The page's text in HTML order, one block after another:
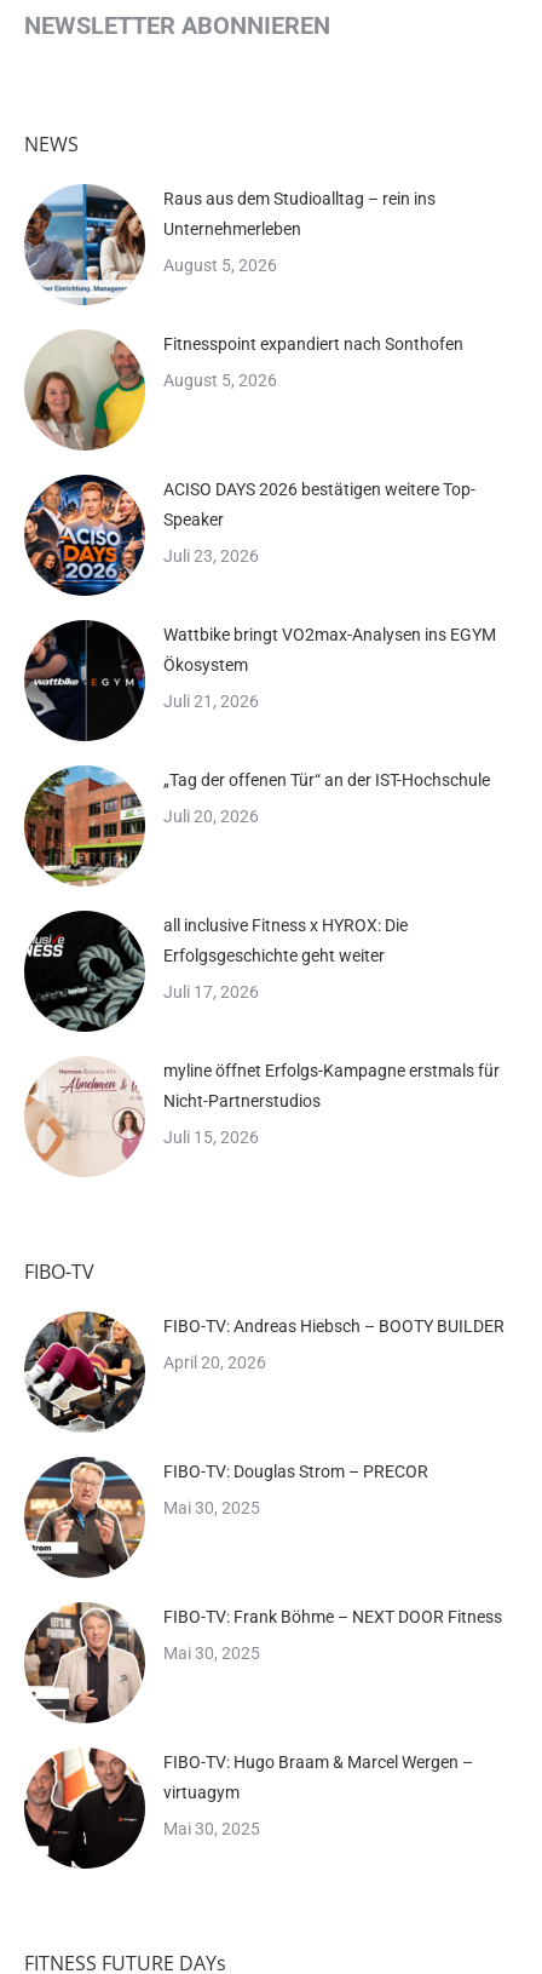
NEWSLETTER ABONNIEREN
NEWS
Raus aus dem Studioalltag – rein ins
Unternehmerleben
August 5, 2026
Fitnesspoint expandiert nach Sonthofen
August 5, 2026
ACISO DAYS 2026 bestätigen weitere Top-
Speaker
Juli 23, 2026
Wattbike bringt VO2max-Analysen ins EGYM
Ökosystem
Juli 21, 2026
„Tag der offenen Tür“ an der IST-Hochschule
Juli 20, 2026
all inclusive Fitness x HYROX: Die
Erfolgsgeschichte geht weiter
Juli 17, 2026
myline öffnet Erfolgs-Kampagne erstmals für
Nicht-Partnerstudios
Juli 15, 2026
FIBO-TV
FIBO-TV: Andreas Hiebsch – BOOTY BUILDER
April 20, 2026
FIBO-TV: Douglas Strom – PRECOR
Mai 30, 2025
FIBO-TV: Frank Böhme – NEXT DOOR Fitness
Mai 30, 2025
FIBO-TV: Hugo Braam & Marcel Wergen –
virtuagym
Mai 30, 2025
FITNESS FUTURE DAYs